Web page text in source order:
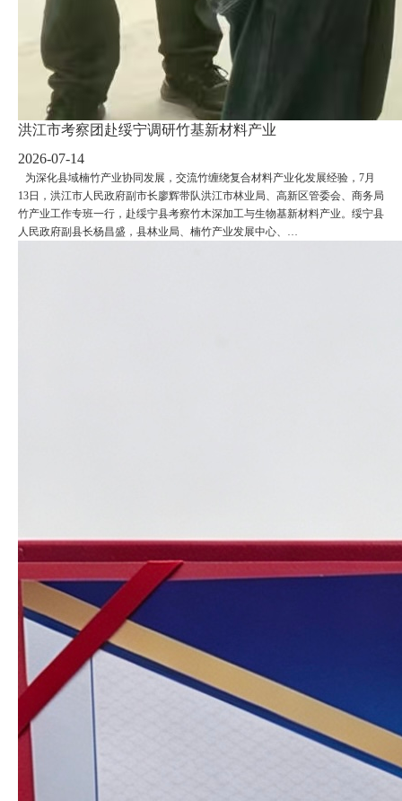
洪江市考察团赴绥宁调研竹基新材料产业
2026-07-14
为深化县域楠竹产业协同发展，交流竹缠绕复合材料产业化发展经验，7月
13日，洪江市人民政府副市长廖辉带队洪江市林业局、高新区管委会、商务局
竹产业工作专班一行，赴绥宁县考察竹木深加工与生物基新材料产业。绥宁县
人民政府副县长杨昌盛，县林业局、楠竹产业发展中心、…